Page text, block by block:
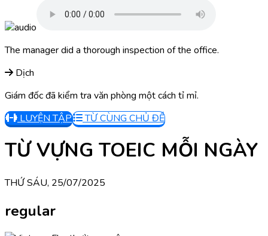
The manager did a thorough inspection of the office.
Dịch
Giám đốc đã kiểm tra văn phòng một cách tỉ mỉ.
LUYỆN TẬP
TỪ CÙNG CHỦ ĐỀ
TỪ VỰNG TOEIC MỖI NGÀY
THỨ SÁU, 25/07/2025
regular